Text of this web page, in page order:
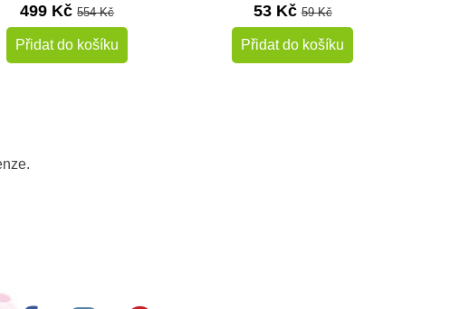
499 Kč554 Kč
Přidat do košíku
53 Kč59 Kč
Přidat do košíku